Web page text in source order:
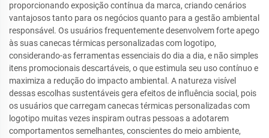
proporcionando exposição contínua da marca, criando cenários
vantajosos tanto para os negócios quanto para a gestão ambiental
responsável. Os usuários frequentemente desenvolvem forte apego
às suas canecas térmicas personalizadas com logotipo,
considerando-as ferramentas essenciais do dia a dia, e não simples
itens promocionais descartáveis, o que estimula seu uso contínuo e
maximiza a redução do impacto ambiental. A natureza visível
dessas escolhas sustentáveis gera efeitos de influência social, pois
os usuários que carregam canecas térmicas personalizadas com
logotipo muitas vezes inspiram outras pessoas a adotarem
comportamentos semelhantes, conscientes do meio ambiente,